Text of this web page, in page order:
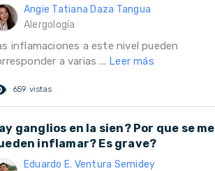
Angie Tatiana Daza Tangua
Alergología
inflamaciones a este nivel pueden
a varias ... Leer más
659 vistas
ganglios en la sien? Por que se me
inflamar? Es grave?
Eduardo E. Ventura Semidey